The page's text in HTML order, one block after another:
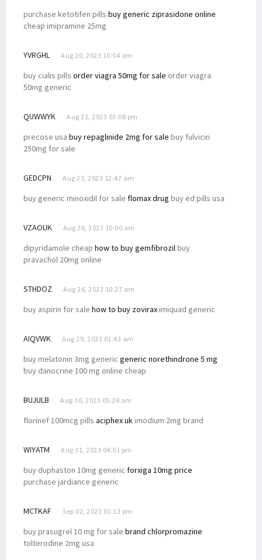
purchase ketotifen pills buy generic ziprasidone online
cheap imipramine 25mg
YVRGHL Aug 20, 2023 10:04 am
buy cialis pills order viagra 50mg for sale order viagra
50mg generic
QUWWYK Aug 21, 2023 03:08 pm
precose usa buy repaglinide 2mg for sale buy fulvicin
250mg for sale
GEDCPN Aug 23, 2023 12:47 am
buy generic minoxidil for sale flomax drug buy ed pills usa
VZAOUK Aug 26, 2023 10:00 am
dipyridamole cheap how to buy gemfibrozilbuy
pravachol 20mg online
STHDOZ Aug 26, 2023 10:27 am
buy aspirin for sale how to buy zoviraximiquad generic
AIQVWK Aug 29, 2023 01:43 am
buy melatonin 3mg generic generic norethindrone 5 mg
buy danocrine 100 mg online cheap
BUJULB Aug 30, 2023 05:28 am
florinef 100mcg pills aciphex ukimodium 2mg brand
WIYATM Aug 31, 2023 04:01 pm
buy duphaston 10mg generic forxiga 10mg price
purchase jardiance generic
MCTKAF Sep 02, 2023 01:13 pm
buy prasugrel 10 mg for sale brand chlorpromazine
tolterodine 2mg usa